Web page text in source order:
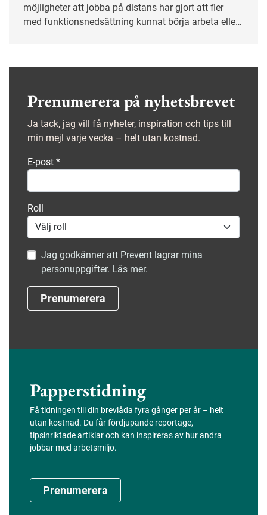
möjligheter att jobba på distans har gjort att fler
med funktionsnedsättning kunnat börja arbeta eller
Prenumerera på nyhetsbrevet
Ja tack, jag vill få nyheter, inspiration och tips till
min mejl varje vecka – helt utan kostnad.
E-post *
Roll
Jag godkänner att Prevent lagrar mina
personuppgifter. Läs mer.
Prenumerera
Papperstidning
Få tidningen till din brevlåda fyra gånger per år – helt
utan kostnad. Du får fördjupande reportage,
tipsinriktade artiklar och kan inspireras av hur andra
jobbar med arbetsmiljö.
Prenumerera